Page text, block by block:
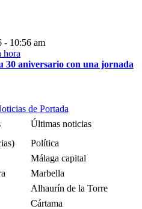
- 10:56 am
30 aniversario con una jornada
de Portada
Últimas noticias
Política
Málaga capital
Marbella
Alhaurín de la Torre
Cártama